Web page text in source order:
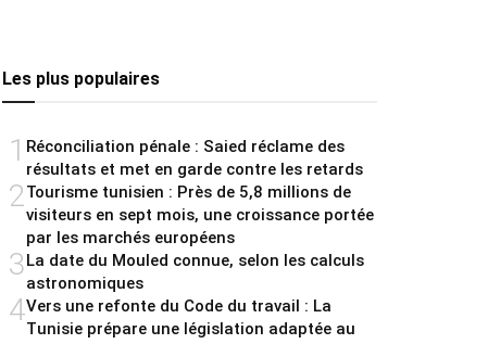
Les plus populaires
1 Réconciliation pénale : Saied réclame des
résultats et met en garde contre les retards
2Tourisme tunisien : Près de 5,8 millions de
visiteurs en sept mois, une croissance portée
par les marchés européens
3La date du Mouled connue, selon les calculs
astronomiques
4Vers une refonte du Code du travail : La
Tunisie prépare une législation adaptée au